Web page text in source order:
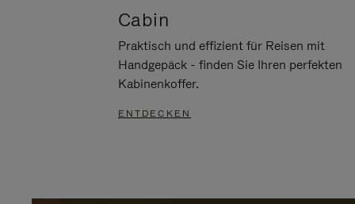
Cabin
Praktisch und effizient für Reisen mit
Handgepäck - finden Sie Ihren perfekten
Kabinenkoffer.
ENTDECKEN